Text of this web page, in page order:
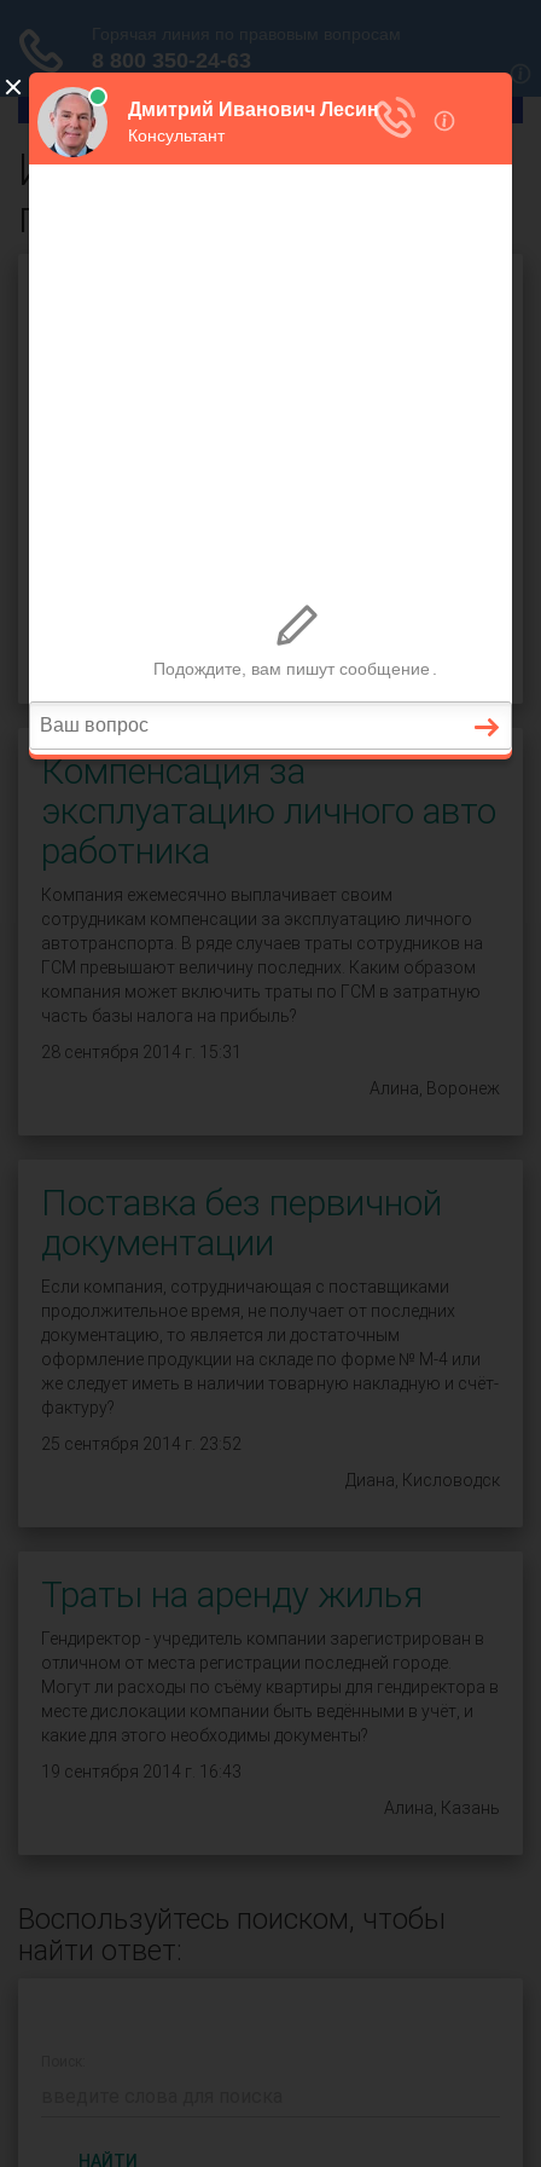
ГлавПрав
Исчисление налогов на
прибыль
Компенсация за
эксплуатацию личного авто
работника
Компания ежемесячно выплачивает своим
сотрудникам компенсации за эксплуатацию личного
автотранспорта. В ряде случаев траты сотрудников на
ГСМ превышают величину последних. Каким образом
компания может включить траты по ГСМ в затратную
часть базы налога на прибыль?
28 сентября 2014 г. 15:31
Алина, Воронеж
Поставка без первичной
документации
Если компания, сотрудничающая с поставщиками
продолжительное время, не получает от последних
документацию, то является ли достаточным
оформление продукции на складе по форме № М-4 или
же следует иметь в наличии товарную накладную и счёт-
фактуру?
25 сентября 2014 г. 23:52
Диана, Кисловодск
Траты на аренду жилья
Гендиректор - учредитель компании зарегистрирован в
отличном от места регистрации последней городе.
Могут ли расходы по съёму квартиры для гендиректора в
месте дислокации компании быть ведёнными в учёт, и
какие для этого необходимы документы?
19 сентября 2014 г. 16:43
Алина, Казань
Воспользуйтесь поиском, чтобы
найти ответ:
НАЙТИ